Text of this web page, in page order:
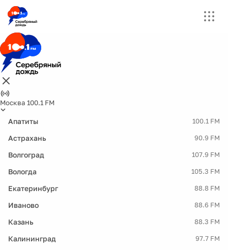
Москва 100.1 FM
Апатиты 100.1 FM
Астрахань 90.9 FM
Волгоград 107.9 FM
Вологда 105.3 FM
Екатеринбург 88.8 FM
Иваново 88.6 FM
Казань 88.3 FM
Калининград 97.7 FM